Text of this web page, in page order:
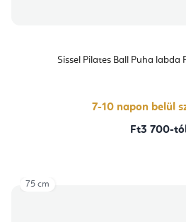
Sissel Pilates Ball Puha labda
7-10 napon belül
Ft3 700-
75 cm